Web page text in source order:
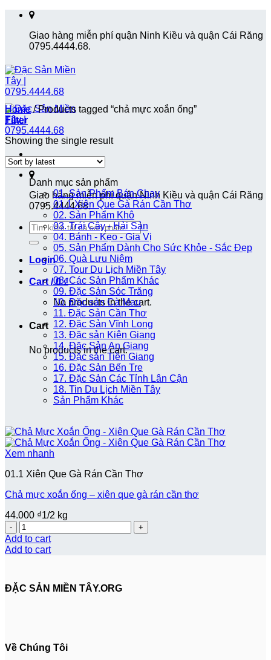
Skip
contentGiao hàng miễn phí quận Ninh Kiều và quận Cái Răng
0795.4444.68.
Giao hàng miễn phí quận Ninh Kiều và quận Cái Răng
0795.4444.68.
Search
for:
Login
Cart /0₫
No products in the cart.
Cart
No products in the cart.
Home /Products tagged “chả mực xoắn ống”
Filter
Showing the single result
Danh mục sản phẩm
01. Sản Phẩm Bán Chạy
01.1 Xiên Que Gà Rán Cần Thơ
02. Sản Phẩm Khô
03. Trái Cây - Hải Sản
04. Bánh - Kẹo - Gia Vị
05. Sản Phẩm Dành Cho Sức Khỏe - Sắc Đẹp
06. Quà Lưu Niệm
07. Tour Du Lịch Miền Tây
08. Các Sản Phẩm Khác
09. Đặc Sản Sóc Trăng
10. Đặc sản Cà Mau
11. Đặc Sản Cần Thơ
12. Đặc Sản Vĩnh Long
13. Đặc sản Kiên Giang
14. Đặc Sản An Giang
15. Đặc sản Tiền Giang
16. Đặc Sản Bến Tre
17. Đặc Sản Các Tỉnh Lân Cận
18. Tin Du Lịch Miền Tây
Sản Phẩm Khác
Xem nhanh
01.1 Xiên Que Gà Rán Cần Thơ
Chả mực xoắn ống – xiên que gà rán cần thơ
44.000 ₫1/2 kg
Quantity
Add to cart
Add to cart
ĐẶC SẢN MIỀN TÂY.ORG
Về Chúng Tôi